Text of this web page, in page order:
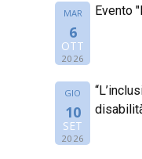
MAR
6
OTT
2026
Evento
GIO
10
SET
2026